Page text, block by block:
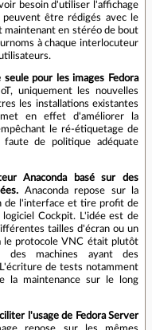
besoin d'utiliser l'affichage
être rédigés avec le
maintenant en stéréo de bout
à chaque interlocuteur
pour les images Fedora
uniquement les nouvelles
les installations existantes
en effet d'améliorer la
le ré-étiquetage de
de politique adéquate
Anaconda basé sur des
Anaconda repose sur la
de l'interface et tire profit de
Cockpit. L'idée est de
tailles d'écran ou un
le protocole VNC était plutôt
machines ayant des
de tests notamment
la maintenance sur le long
l'usage de Fedora Server